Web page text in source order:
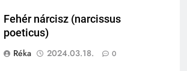
Fehér nárcisz (narcissus
poeticus)
Réka
2024.03.18. 0